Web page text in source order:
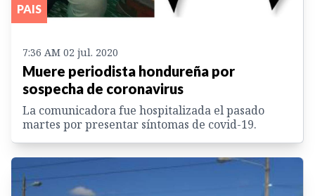
PAIS
7:36 AM 02 jul. 2020
Muere periodista hondureña por
sospecha de coronavirus
La comunicadora fue hospitalizada el pasado
martes por presentar síntomas de covid-19.